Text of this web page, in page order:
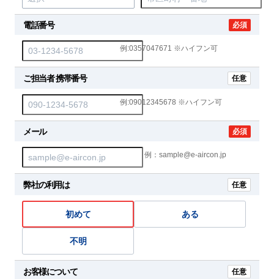
電話番号 必須
例:0357047671 ※ハイフン可
ご担当者 携帯番号 任意
例:09012345678 ※ハイフン可
メール 必須
例：sample@e-aircon.jp
弊社の利用は 任意
初めて ある
不明
お客様について 任意